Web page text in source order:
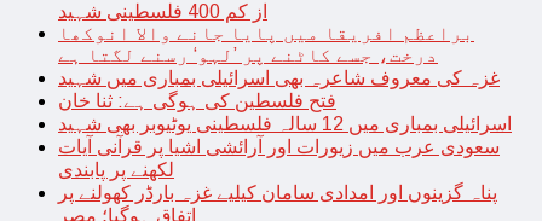
از کم 400 فلسطینی شہید
براعظم افریقا میں پایا جانے والا انوکھا
درخت، جسے کاٹنے پر ’لہو‘ رسنے لگتا ہے
غزہ کی معروف شاعرہ بھی اسرائیلی بمباری میں شہید
فتح فلسطین کی ہوگی ہے: ثنا خان
اسرائیلی بمباری میں 12 سالہ فلسطینی یوٹیوبر بھی شہید
سعودی عرب میں زیورات اور آرائشی اشیا پر قرآنی آیات
لکھنے پر پابندی
پناہ گزینوں اور امدادی سامان کیلیے غزہ بارڈر کھولنے پر
اتفاق ہوگیا؛ مصر